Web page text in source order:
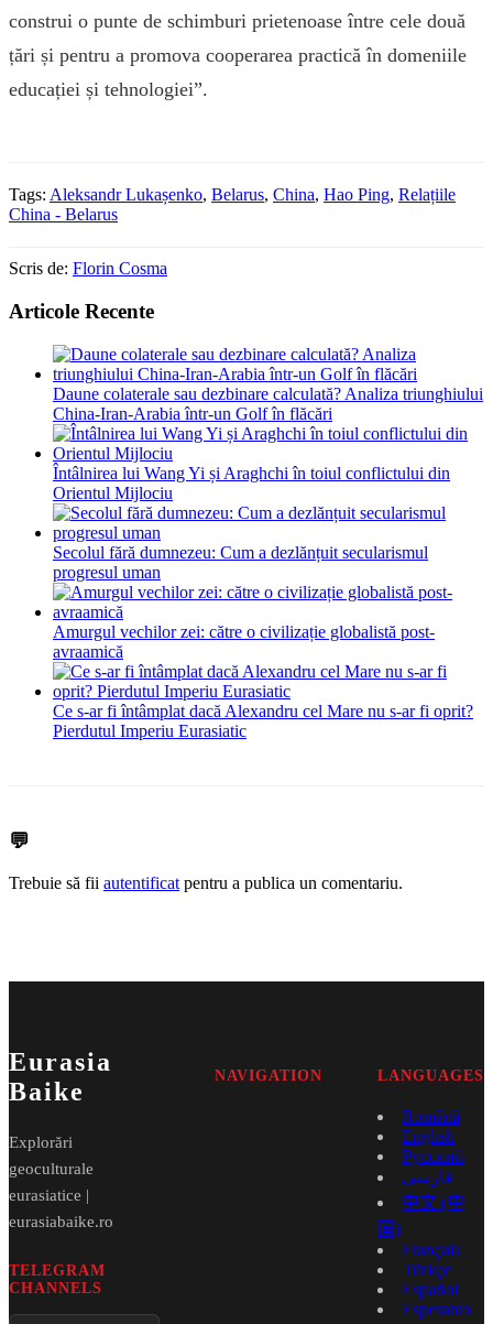
construi o punte de schimburi prietenoase între cele două
țări și pentru a promova cooperarea practică în domeniile
educației și tehnologiei”.
Tags: Aleksandr Lukașenko, Belarus, China, Hao Ping, Relațiile
China - Belarus
Scris de: Florin Cosma
Articole Recente
Daune colaterale sau dezbinare calculată? Analiza triunghiului
China-Iran-Arabia într-un Golf în flăcări
Întâlnirea lui Wang Yi și Araghchi în toiul conflictului din
Orientul Mijlociu
Secolul fără dumnezeu: Cum a dezlănțuit secularismul
progresul uman
Amurgul vechilor zei: către o civilizație globalistă post-
avraamică
Ce s-ar fi întâmplat dacă Alexandru cel Mare nu s-ar fi oprit?
Pierdutul Imperiu Eurasiatic
💬
Trebuie să fii autentificat pentru a publica un comentariu.
Eurasia
Baike
Explorări
geoculturale
eurasiatice |
eurasiabaike.ro
TELEGRAM
CHANNELS
NAVIGATION LANGUAGES
Română
English
Русский
فارسی
中文 (中
国)
Français
Türkçe
Español
Esperanto